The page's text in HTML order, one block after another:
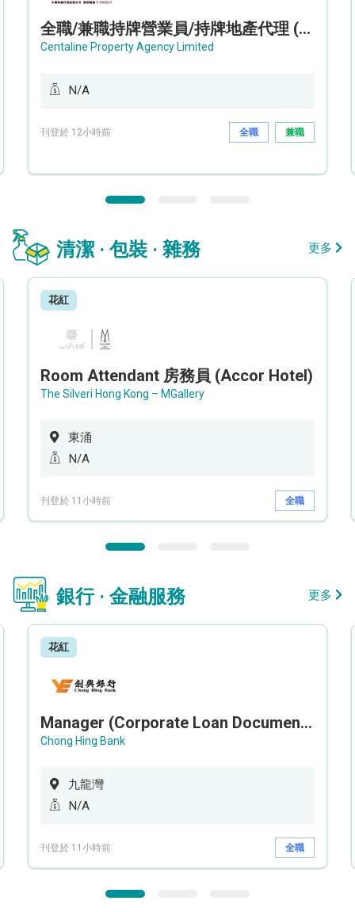
全職/兼職持牌營業員/持牌地產代理 (長沙灣/將軍澳/油塘)
Centaline Property Agency Limited
N/A
刊登於 12小時前 全職 兼職
清潔 · 包裝 · 雜務 更多
花紅
Room Attendant 房務員 (Accor Hotel)
The Silveri Hong Kong – MGallery
東涌
N/A
刊登於 11小時前 全職
銀行 · 金融服務 更多
花紅
Manager (Corporate Loan Documentation) - Credit Administration Department
Chong Hing Bank
九龍灣
N/A
刊登於 11小時前 全職